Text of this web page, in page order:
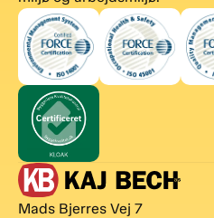
Mads Bjerres Vej 7